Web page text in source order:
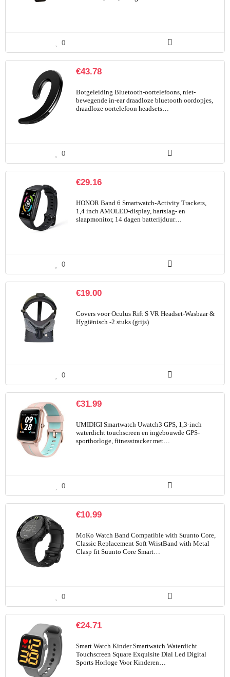
0
€43.78
Botgeleiding Bluetooth-oortelefoons, niet-
bewegende in-ear draadloze bluetooth oordopjes,
draadloze oortelefoon headsets…
0
€29.16
HONOR Band 6 Smartwatch-Activity Trackers,
1,4 inch AMOLED-display, hartslag- en
slaapmonitor, 14 dagen batterijduur…
0
€19.00
Covers voor Oculus Rift S VR Headset-Wasbaar &
Hygiënisch -2 stuks (grijs)
0
€31.99
UMIDIGI Smartwatch Uwatch3 GPS, 1,3-inch
waterdicht touchscreen en ingebouwde GPS-
sporthorloge, fitnesstracker met…
0
€10.99
MoKo Watch Band Compatible with Suunto Core,
Classic Replacement Soft WristBand with Metal
Clasp fit Suunto Core Smart…
0
€24.71
Smart Watch Kinder Smartwatch Waterdicht
Touchscreen Square Exquisite Dial Led Digital
Sports Horloge Voor Kinderen…